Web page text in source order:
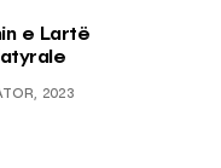
e Lartë
2023